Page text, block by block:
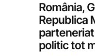
România,
Republica
politic tot